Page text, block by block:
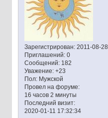
Зарегистрирован: 2011-08-28
Приглашений:0
Сообщений:182
Уважение: +23
Пол:Мужской
Провел на форуме:
16 часов 2 минуты
Последний визит:
2020-01-11 17:32:34